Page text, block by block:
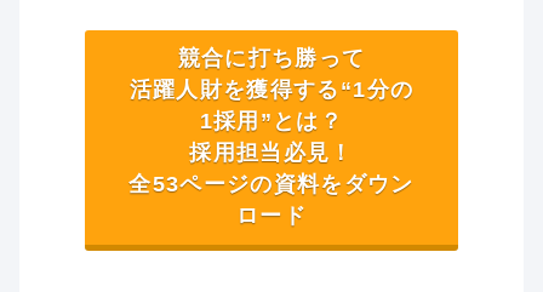
競合に打ち勝って
活躍人財を獲得する“1分の
1採用”とは？
採用担当必見！
全53ページの資料をダウン
ロード